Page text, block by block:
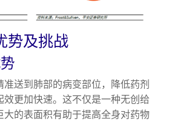
势及挑战
送到肺部的病变部位，降低药剂
效更加快速。这不仅是一种无创给
大的表面积有助于提高全身对药物